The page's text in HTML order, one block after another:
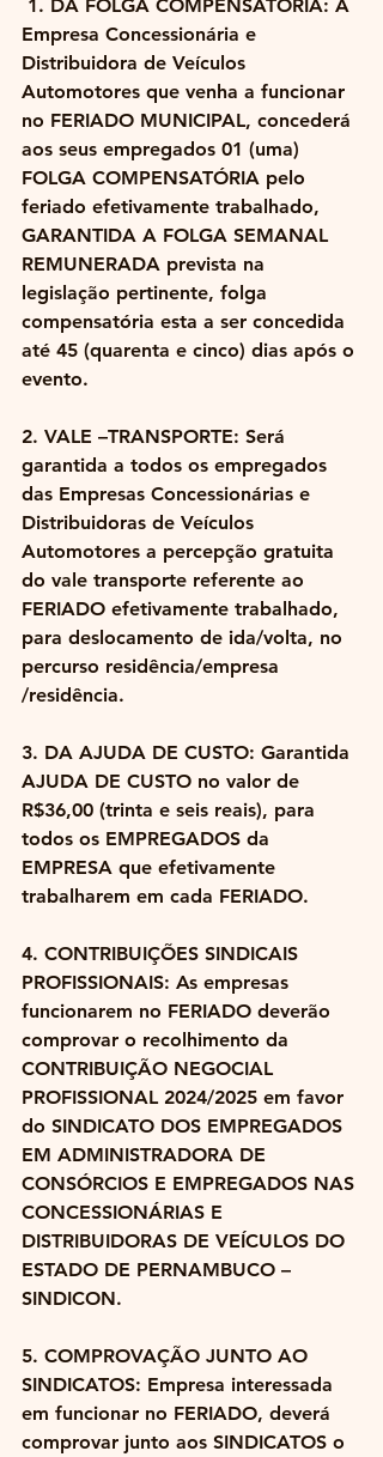
Empresa Concessionária e
Distribuidora de Veículos
Automotores que venha a funcionar
no FERIADO MUNICIPAL, concederá
aos seus empregados 01 (uma)
FOLGA COMPENSATÓRIA pelo
feriado efetivamente trabalhado,
GARANTIDA A FOLGA SEMANAL
REMUNERADA prevista na
legislação pertinente, folga
compensatória esta a ser concedida
até 45 (quarenta e cinco) dias após o
evento.
2. VALE –TRANSPORTE: Será
garantida a todos os empregados
das Empresas Concessionárias e
Distribuidoras de Veículos
Automotores a percepção gratuita
do vale transporte referente ao
FERIADO efetivamente trabalhado,
para deslocamento de ida/volta, no
percurso residência/empresa
/residência.
3. DA AJUDA DE CUSTO: Garantida
AJUDA DE CUSTO no valor de
R$36,00 (trinta e seis reais), para
todos os EMPREGADOS da
EMPRESA que efetivamente
trabalharem em cada FERIADO.
4. CONTRIBUIÇÕES SINDICAIS
PROFISSIONAIS: As empresas
funcionarem no FERIADO deverão
comprovar o recolhimento da
CONTRIBUIÇÃO NEGOCIAL
PROFISSIONAL 2024/2025 em favor
do SINDICATO DOS EMPREGADOS
EM ADMINISTRADORA DE
CONSÓRCIOS E EMPREGADOS NAS
CONCESSIONÁRIAS E
DISTRIBUIDORAS DE VEÍCULOS DO
ESTADO DE PERNAMBUCO –
SINDICON.
5. COMPROVAÇÃO JUNTO AO
SINDICATOS: Empresa interessada
em funcionar no FERIADO, deverá
comprovar junto aos SINDICATOS o